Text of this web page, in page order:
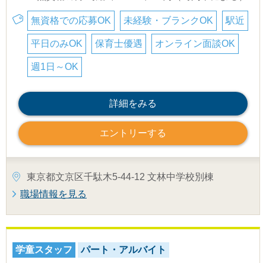
無資格での応募OK 未経験・ブランクOK 駅近
平日のみOK 保育士優遇 オンライン面談OK
週1日～OK
詳細をみる
エントリーする
東京都文京区千駄木5-44-12 文林中学校別棟
職場情報を見る
学童スタッフ パート・アルバイト